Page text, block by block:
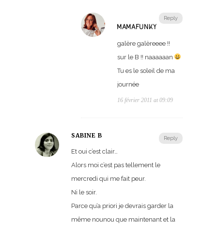
Reply
MAMAFUNKY
galère galèreeee !!
sur le B !! naaaaaan
Tu es le soleil de ma
journée
16 février 2011 at 09:09
Reply
SABINE B
Et oui c’est clair…
Alors moi c’est pas tellement le
mercredi qui me fait peur.
Ni le soir.
Parce qu’a priori je devrais garder la
même nounou que maintenant et la